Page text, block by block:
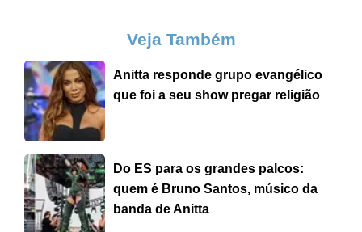
Veja Também
Anitta responde grupo evangélico
que foi a seu show pregar religião
Do ES para os grandes palcos:
quem é Bruno Santos, músico da
banda de Anitta